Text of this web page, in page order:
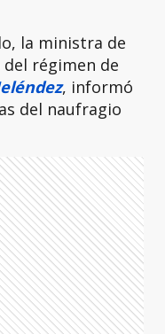
la ministra de
régimen de
, informó
del naufragio